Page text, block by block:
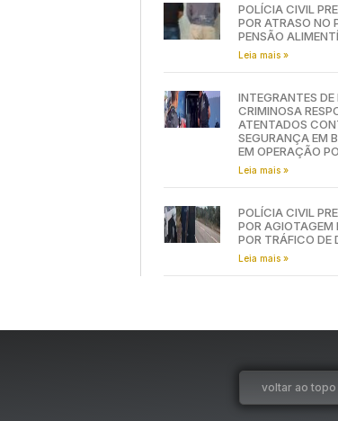
POLÍCIA CIVIL
POR ATRASO NO
PENSÃO
Leia mais »
INTEGRANTES
CRIMINOSA
ATENTADOS
SEGURANÇA EM
EM OPERAÇÃO
Leia mais »
POLÍCIA CIVIL
POR AGIOTAGEM
POR TRÁFICO DE
Leia mais »
voltar ao topo